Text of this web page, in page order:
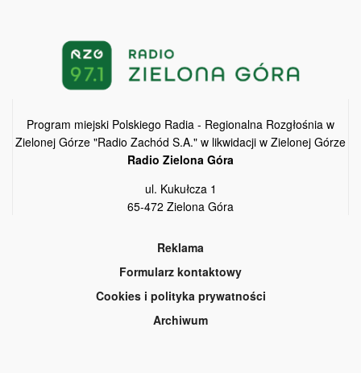
Program miejski Polskiego Radia - Regionalna Rozgłośnia w
Zielonej Górze "Radio Zachód S.A." w likwidacji w Zielonej Górze
Radio Zielona Góra
ul. Kukułcza 1
65-472 Zielona Góra
Reklama
Formularz kontaktowy
Cookies i polityka prywatności
Archiwum